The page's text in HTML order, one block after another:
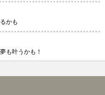
かも
も叶うかも！